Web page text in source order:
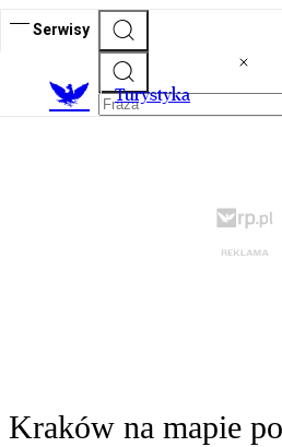
Serwisy
Turystyka
Kraków na mapie